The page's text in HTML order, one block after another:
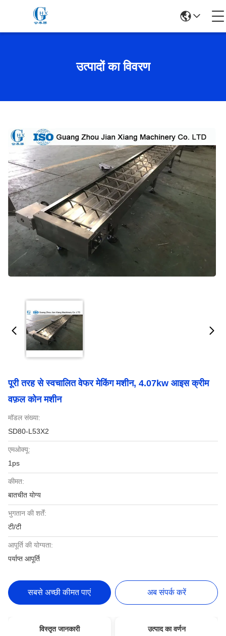
उत्पादों का विवरण
पूरी तरह से स्वचालित वेफर मेकिंग मशीन, 4.07kw आइस क्रीम
वफ़ल कोन मशीन
मॉडल संख्या:
SD80-L53X2
एमओक्यू:
1ps
कीमत:
बातचीत योग्य
भुगतान की शर्तें:
टी/टी
आपूर्ति की योग्यता:
पर्याप्त आपूर्ति
सबसे अच्छी कीमत पाएं अब संपर्क करें
विस्तृत जानकारी उत्पाद का वर्णन